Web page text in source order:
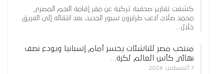
كشفت تقارير صحفية تركية عن مقر إقامة النجم المصري
محمد صلاح، لاعب طرابزون سبور الجديد، بعد انتقاله إلى الفريق
خلال…
منتخب مصر للناشئات يخسر أمام إسبانيا ويودع نصف
نهائي كأس العالم لكرة…
7 أغسطس 2026